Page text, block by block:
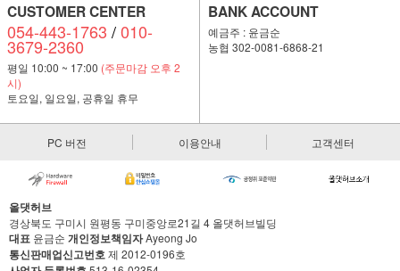
CUSTOMER CENTER
054-443-1763 /010-
3679-2360
평일 10:00 ~ 17:00 (주문마감 오후 2
시)
토요일, 일요일, 공휴일 휴무
BANK ACCOUNT
예금주 : 윤금순
농협 302-0081-6868-21
PC 버전 이용안내 고객센터
올댓허브
경상북도 구미시 원평동 구미중앙로21길 4 올댓허브빌딩
대표 윤금순 개인정보책임자Ayeong Jo
통신판매업신고번호제 2012-0196호